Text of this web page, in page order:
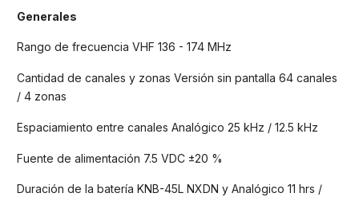
Generales
Rango de frecuencia VHF 136 - 174 MHz
Cantidad de canales y zonas Versión sin pantalla 64 canales
/ 4 zonas
Espaciamiento entre canales Analógico 25 kHz / 12.5 kHz
Fuente de alimentación 7.5 VDC ±20 %
Duración de la batería KNB-45L NXDN y Analógico 11 hrs /